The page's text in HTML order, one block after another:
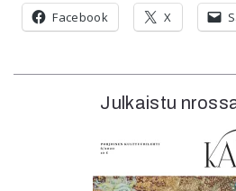
Julkaistu
Facebook X